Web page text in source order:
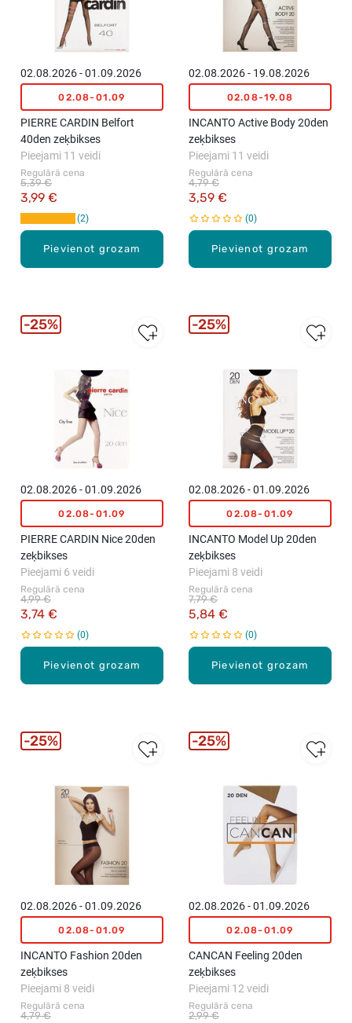
Pievienot grozam
02.08.2026 - 01.09.2026
02.08-01.09
PIERRE CARDIN Belfort
40den zeķbikses
Regulārā cena
3,99 €
5,39 €
Pieejami 11 veidi
2
Pievienot grozam
02.08.2026 - 19.08.2026
02.08-19.08
INCANTO Active Body 20den
zeķbikses
Regulārā cena
3,59 €
4,79 €
Pieejami 11 veidi
0
Pievienot grozam
02.08.2026 - 01.09.2026
02.08-01.09
PIERRE CARDIN Nice 20den
zeķbikses
Regulārā cena
3,74 €
4,99 €
Pieejami 6 veidi
0
25%
Pievienot grozam
02.08.2026 - 01.09.2026
02.08-01.09
INCANTO Model Up 20den
zeķbikses
Regulārā cena
5,84 €
7,79 €
Pieejami 8 veidi
0
25%
02.08.2026 - 01.09.2026
02.08-01.09
INCANTO Fashion 20den
zeķbikses
Regulārā cena
4,79 €
Pieejami 8 veidi
25%
02.08.2026 - 01.09.2026
02.08-01.09
CANCAN Feeling 20den
zeķbikses
Regulārā cena
2,99 €
Pieejami 12 veidi
25%